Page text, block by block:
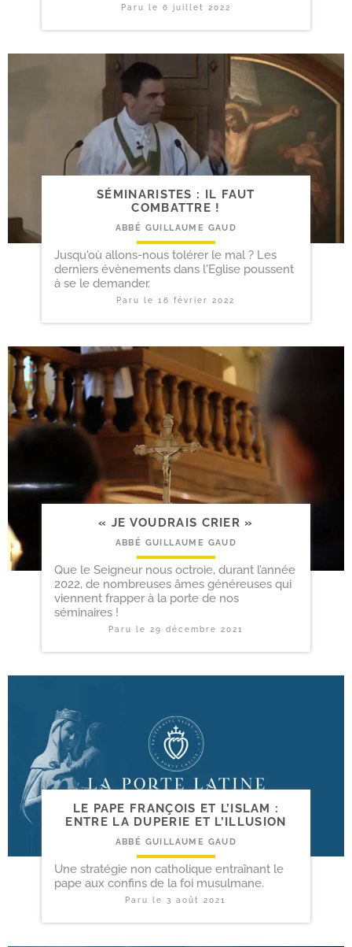
Paru le 6 juillet 2022
SÉMINARISTES : IL FAUT
COMBATTRE !
ABBÉ GUILLAUME GAUD
Jusqu'où allons-nous tolérer le mal ? Les
derniers évènements dans l'Eglise poussent
à se le demander.
Paru le16 février 2022
« JE VOUDRAIS CRIER »
ABBÉ GUILLAUME GAUD
Que le Seigneur nous octroie, durant l’année
2022, de nombreuses âmes généreuses qui
viennent frapper à la porte de nos
séminaires !
Paru le 29 décembre 2021
LE PAPE FRANÇOIS ET L’ISLAM :
ENTRE LA DUPERIE ET L’ILLUSION
ABBÉ GUILLAUME GAUD
Une stratégie non catholique entraînant le
pape aux confins de la foi musulmane.
Paru le3 août 2021